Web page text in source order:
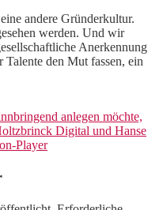
andere Gründerkultur.
werden. Und wir
Anerkennung
den Mut fassen, ein
anlegen möchte,
Digital und Hanse
Player